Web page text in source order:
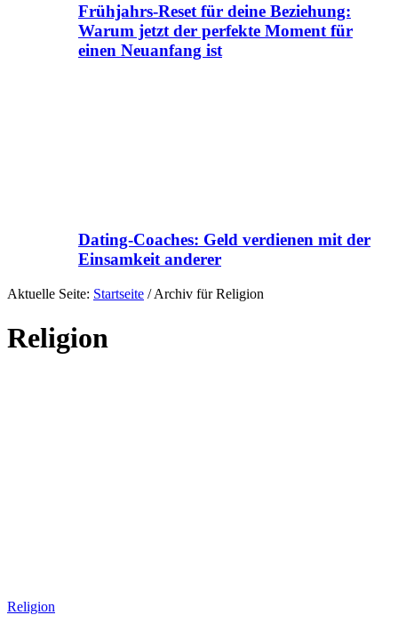
Frühjahrs-Reset für deine Beziehung:
Warum jetzt der perfekte Moment für
einen Neuanfang ist
Dating-Coaches: Geld verdienen mit der
Einsamkeit anderer
Aktuelle Seite: Startseite /Archiv für Religion
Religion
Religion